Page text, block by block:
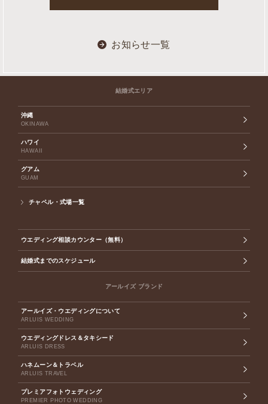
お知らせ一覧
結婚式エリア
沖縄
OKINAWA
ハワイ
HAWAII
グアム
GUAM
チャペル・式場一覧
ウエディング相談カウンター（無料）
結婚式までのスケジュール
アールイズ ブランド
アールイズ・ウエディングについて
ARLUIS WEDDING
ウエディングドレス＆タキシード
ARLUIS DRESS
ハネムーン＆トラベル
ARLUIS TRAVEL
プレミアフォトウェディング
PREMIER PHOTO WEDDING